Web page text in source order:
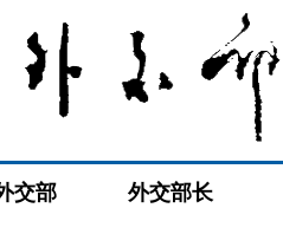
交部 外交部长